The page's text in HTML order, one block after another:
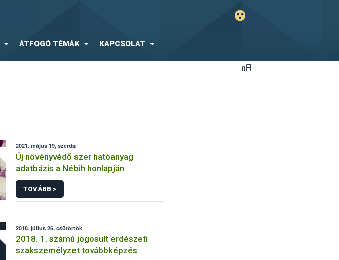
ÁTFOGÓ TÉMÁK KAPCSOLAT
2021. május 19, szerda
Új növényvédő szer hatóanyag
adatbázis a Nébih honlapján
TOVÁBB >
2018. július 26, csütörtök
2018. 1. számú jogosult erdészeti
szakszemélyzet továbbképzés